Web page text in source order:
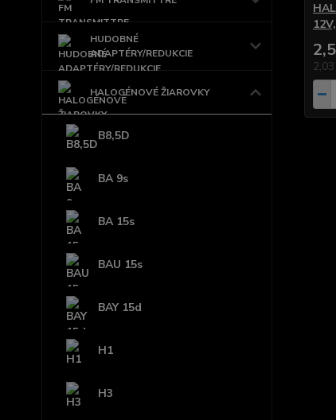
HUDOBNÉ
ADAPTÉRY/REDUKCIE
HALOGÉNOVÉ ŽIAROVKY
B8,5D
BA 9s
BA 15s
BAU 15s
BAY 15d
H1
H3